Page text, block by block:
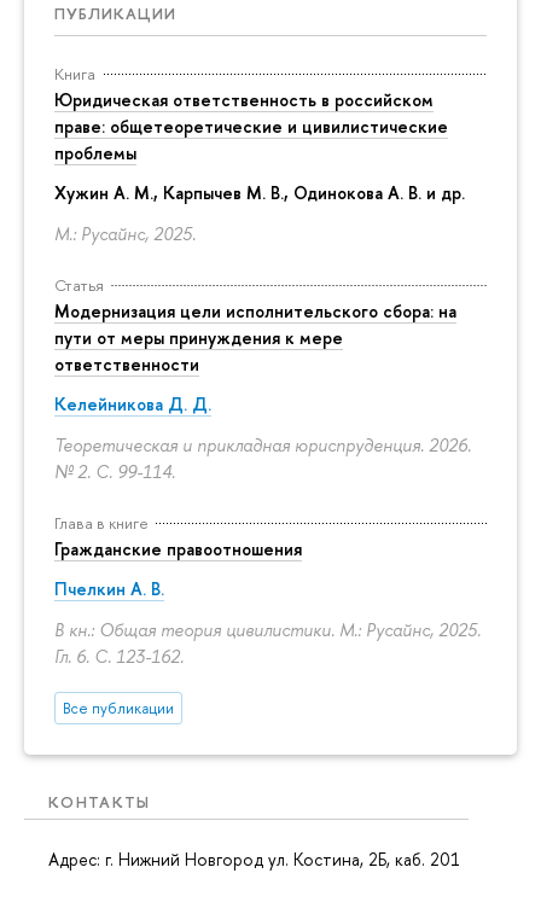
ПУБЛИКАЦИИ
Книга
Юридическая ответственность в российском
праве: общетеоретические и цивилистические
проблемы
Хужин А. М., Карпычев М. В., Одинокова А. В. и др.
М.: Русайнс, 2025.
Статья
Модернизация цели исполнительского сбора: на
пути от меры принуждения к мере
ответственности
Келейникова Д. Д.
Теоретическая и прикладная юриспруденция. 2026.
№ 2. С. 99-114.
Глава в книге
Гражданские правоотношения
Пчелкин А. В.
В кн.: Общая теория цивилистики. М.: Русайнс, 2025.
Гл. 6. С. 123-162.
Все публикации
КОНТАКТЫ
Адрес: г. Нижний Новгород ул. Костина, 2Б, каб. 201